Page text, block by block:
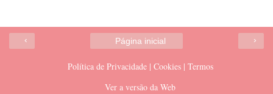
‹ ›
Página inicial
Política de Privacidade | Cookies | Termos
Ver a versão da Web